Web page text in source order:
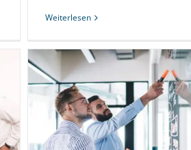
Weiterlesen